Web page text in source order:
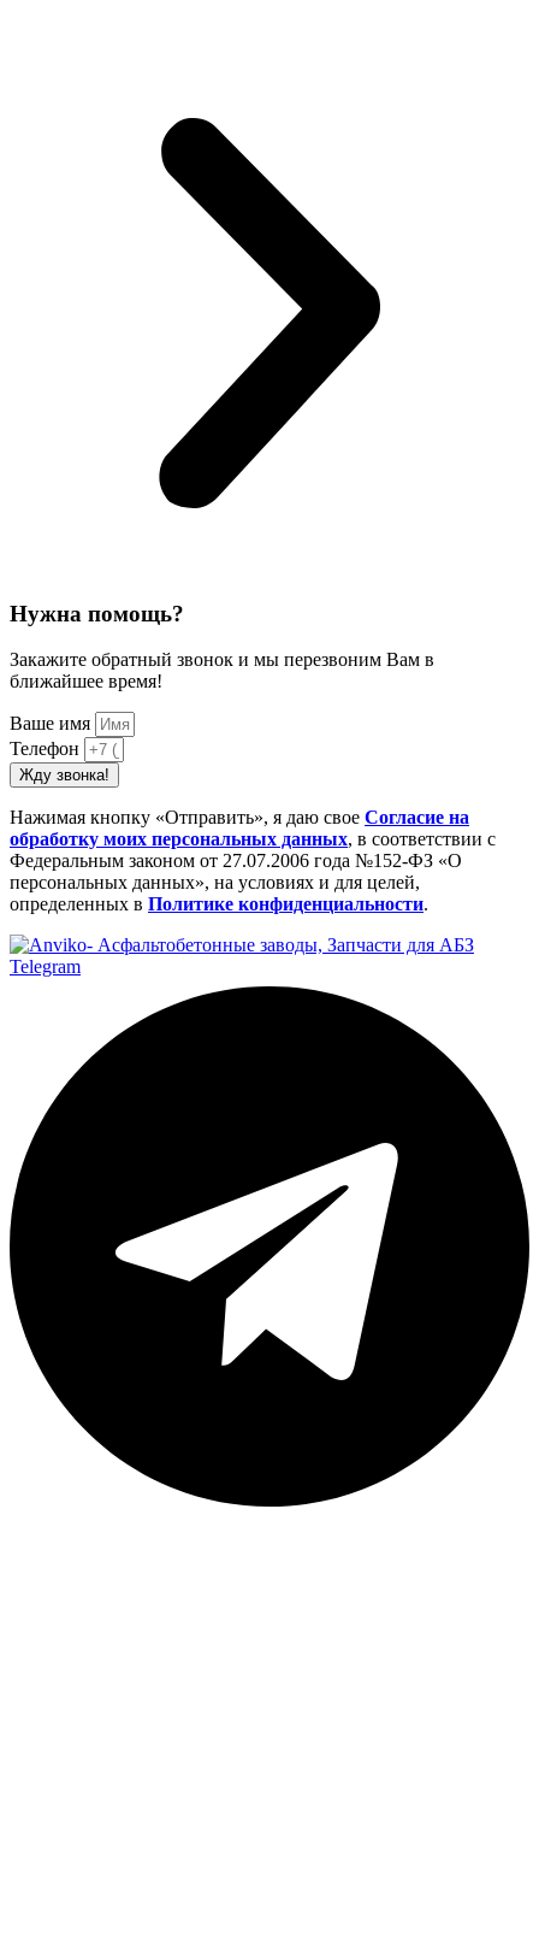
Нужна помощь?
Закажите обратный звонок и мы перезвоним Вам в
ближайшее время!
Ваше имя
Телефон
Жду звонка!
Нажимая кнопку «Отправить», я даю свое Cогласие на
обработку моих персональных данных, в соответствии с
Федеральным законом от 27.07.2006 года №152-ФЗ «О
персональных данных», на условиях и для целей,
определенных в Политике конфиденциальности.
Telegram